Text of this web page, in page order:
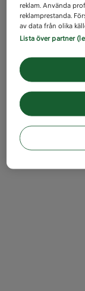
reklam. Använda
reklamprestanda.
av data från olika
Lista över partner